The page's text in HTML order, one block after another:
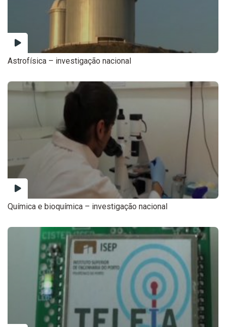
Astrofísica – investigação nacional
Química e bioquímica – investigação nacional